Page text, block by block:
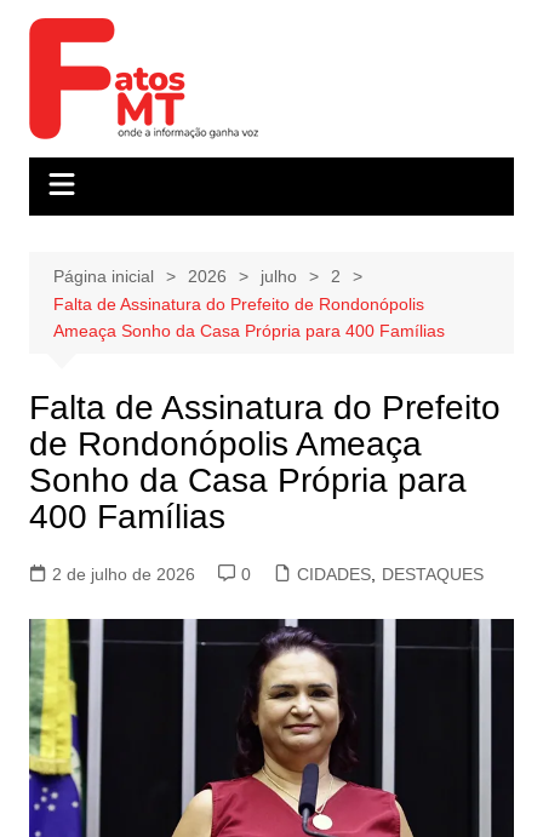
Página inicial 2026 julho
2
Falta de Assinatura do Prefeito de Rondonópolis
Ameaça Sonho da Casa Própria para 400 Famílias
Falta de Assinatura do Prefeito
de Rondonópolis Ameaça
Sonho da Casa Própria para
400 Famílias
2 de julho de 2026 0 CIDADES, DESTAQUES